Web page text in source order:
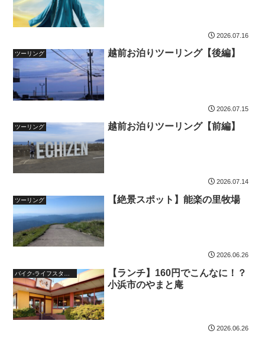
2026.07.16
ツーリング 越前お泊りツーリング【後編】
2026.07.15
ツーリング 越前お泊りツーリング【前編】
2026.07.14
ツーリング 【絶景スポット】能楽の里牧場
2026.06.26
【ランチ】160円でこんなに！？
小浜市のやまと庵
2026.06.26